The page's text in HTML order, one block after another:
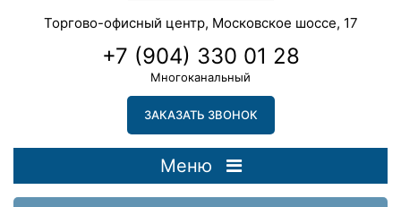
Торгово-офисный центр, Московское шоссе, 17
+7 (904) 330 01 28
Многоканальный
ЗАКАЗАТЬ ЗВОНОК
Меню